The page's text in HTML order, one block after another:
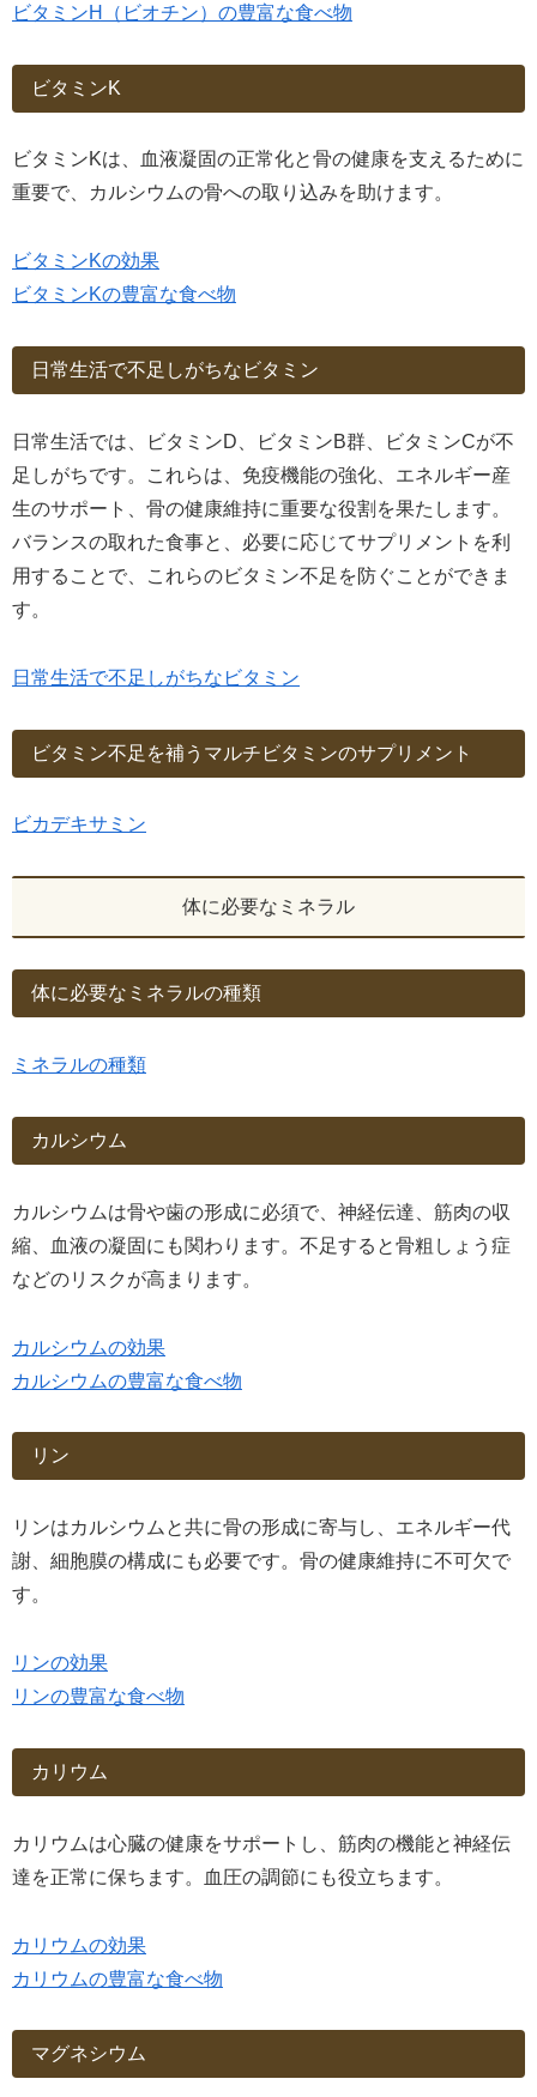
ビタミンH（ビオチン）の豊富な食べ物
ビタミンK
ビタミンKは、血液凝固の正常化と骨の健康を支えるために
重要で、カルシウムの骨への取り込みを助けます。
ビタミンKの効果
ビタミンKの豊富な食べ物
日常生活で不足しがちなビタミン
日常生活では、ビタミンD、ビタミンB群、ビタミンCが不
足しがちです。これらは、免疫機能の強化、エネルギー産
生のサポート、骨の健康維持に重要な役割を果たします。
バランスの取れた食事と、必要に応じてサプリメントを利
用することで、これらのビタミン不足を防ぐことができま
す。
日常生活で不足しがちなビタミン
ビタミン不足を補うマルチビタミンのサプリメント
ビカデキサミン
体に必要なミネラル
体に必要なミネラルの種類
ミネラルの種類
カルシウム
カルシウムは骨や歯の形成に必須で、神経伝達、筋肉の収
縮、血液の凝固にも関わります。不足すると骨粗しょう症
などのリスクが高まります。
カルシウムの効果
カルシウムの豊富な食べ物
リン
リンはカルシウムと共に骨の形成に寄与し、エネルギー代
謝、細胞膜の構成にも必要です。骨の健康維持に不可欠で
す。
リンの効果
リンの豊富な食べ物
カリウム
カリウムは心臓の健康をサポートし、筋肉の機能と神経伝
達を正常に保ちます。血圧の調節にも役立ちます。
カリウムの効果
カリウムの豊富な食べ物
マグネシウム